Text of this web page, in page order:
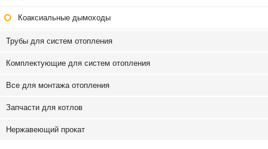
Коаксиальные дымоходы
Трубы для систем отопления
Комплектующие для систем отопления
Все для монтажа отопления
Запчасти для котлов
Нержавеющий прокат